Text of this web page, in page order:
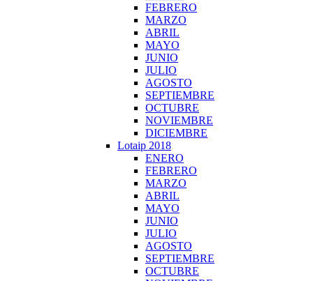
FEBRERO
MARZO
ABRIL
MAYO
JUNIO
JULIO
AGOSTO
SEPTIEMBRE
OCTUBRE
NOVIEMBRE
DICIEMBRE
Lotaip 2018
ENERO
FEBRERO
MARZO
ABRIL
MAYO
JUNIO
JULIO
AGOSTO
SEPTIEMBRE
OCTUBRE